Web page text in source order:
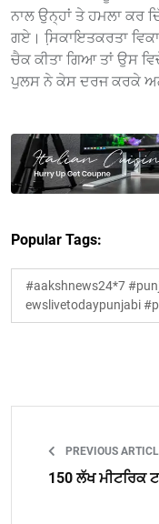
ਨਾਲ ਉਨ੍ਹਾਂ ਤੇ ਹਮਲਾ ਕਰ
ਗਏ। ਸਿ਼ਕਾਇਤਕਰਤਾ
ਚੈਕ ਕੀਤਾ ਗਿਆ ਤਾਂ ਉਸ
ਪੁਲਸ ਨੇ ਕੇਸ ਦਰਜ ਕਰਕੇ
Popular Tags:
#aakshnews24*7
ewslivetodaypunjabi
PREVIOUS
150 ਲੱਖ ਮੀਟਰਿਕ